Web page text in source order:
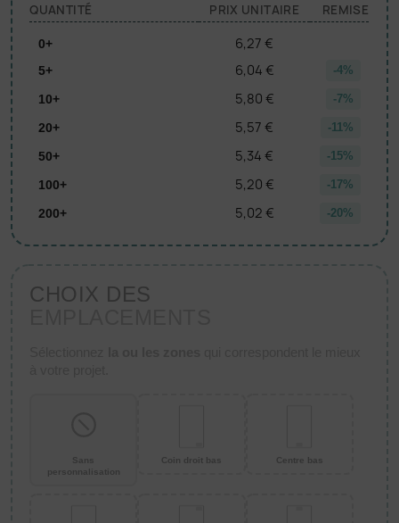
QUANTITÉ PRIX UNITAIRE REMISE
0+ 6,27 €
5+ 6,04 € -4%
10+ 5,80 € -7%
20+ 5,57 € -11%
50+ 5,34 € -15%
100+ 5,20 € -17%
200+ 5,02 € -20%
CHOIX DES
Sans
personnalisation
Coin droit bas Centre bas